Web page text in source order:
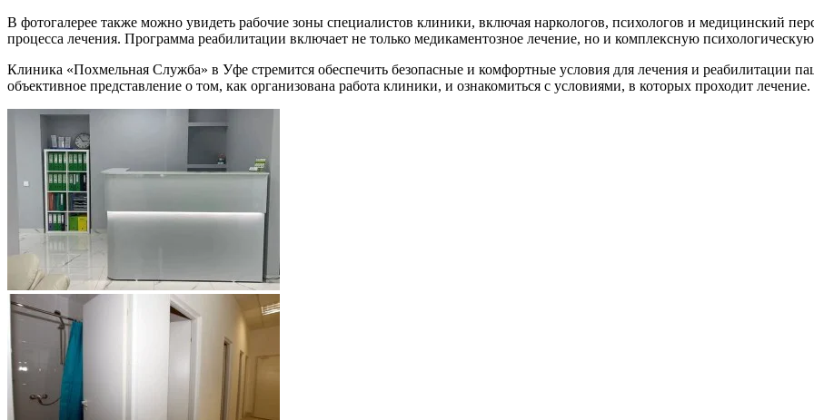
В фотогалерее также можно увидеть рабочие зоны специалистов клиники, включая наркологов, психологов и медицинский
процесса лечения. Программа реабилитации включает не только медикаментозное лечение, но и комплексную
Клиника «Похмельная Служба» в Уфе стремится обеспечить безопасные и комфортные условия для лечения и реабилитации
объективное представление о том, как организована работа клиники, и ознакомиться с условиями, в которых проходит лечение.